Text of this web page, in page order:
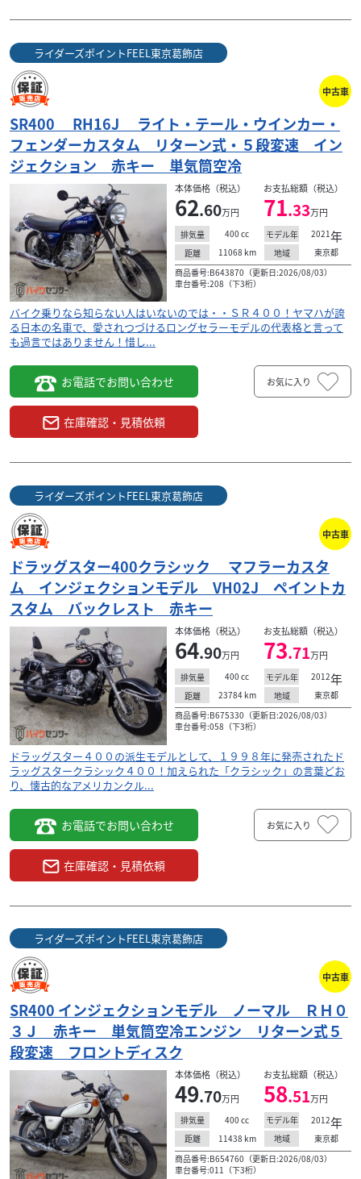
ライダーズポイントFEEL東京葛飾店
中古車
SR400 RH16J ライト・テール・ウインカー・
フェンダーカスタム リターン式・５段変速 イン
ジェクション 赤キー 単気筒空冷
本体価格（税込）
62.60万円
お支払総額（税込）
71.33万円
排気量 400 cc モデル年 2021年
距離 11068 km 地域
東京都
商品番号:B643870（更新日:2026/08/03）
車台番号:208（下3桁）
バイク乗りなら知らない人はいないのでは・・ＳＲ４００！ヤマハが誇
る日本の名車で、愛されつづけるロングセラーモデルの代表格と言って
も過言ではありません！惜し...
お電話でお問い合わせ
在庫確認・見積依頼
お気に入り
ライダーズポイントFEEL東京葛飾店
中古車
ドラッグスター400クラシック マフラーカスタ
ム インジェクションモデル VH02J ペイントカ
スタム バックレスト 赤キー
本体価格（税込）
64.90万円
お支払総額（税込）
73.71万円
排気量 400 cc モデル年 2012年
距離 23784 km 地域
東京都
商品番号:B675330（更新日:2026/08/03）
車台番号:058（下3桁）
ドラッグスター４００の派生モデルとして、１９９８年に発売されたド
ラッグスタークラシック４００！加えられた「クラシック」の言葉どお
り、懐古的なアメリカンクル...
お電話でお問い合わせ
在庫確認・見積依頼
お気に入り
ライダーズポイントFEEL東京葛飾店
中古車
SR400 インジェクションモデル ノーマル ＲＨ０
３Ｊ 赤キー 単気筒空冷エンジン リターン式５
段変速 フロントディスク
本体価格（税込）
49.70万円
お支払総額（税込）
58.51万円
排気量 400 cc モデル年 2012年
距離 11438 km 地域
東京都
商品番号:B654760（更新日:2026/08/03）
車台番号:011（下3桁）